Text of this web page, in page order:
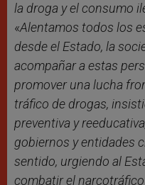
la droga y el consumo
«Alentamos todos los
desde el Estado, la
acompañar a estas
promover una lucha
tráfico de drogas,
preventiva y
gobiernos y entidades
sentido, urgiendo al
combatir el